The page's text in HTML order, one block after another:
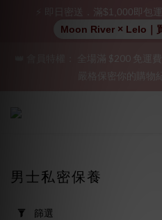
「保密出貨」（無店鋪資訊、一
加入會員即享$20購物金
👑 會員特權： 全場滿 $200 免運
「保密出貨」（無店鋪資訊、一
用
男士私密保養
篩選
⚡ 即日密送．滿$1,000即包
Moon River × Lelo｜